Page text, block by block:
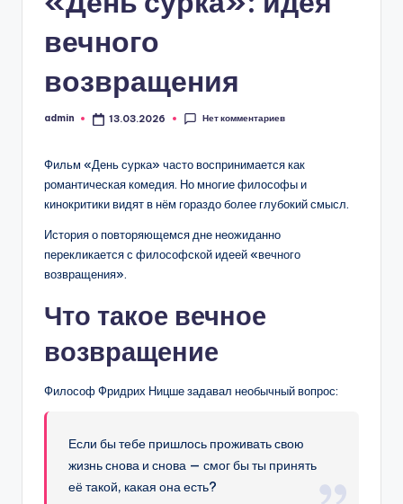
вечного
возвращения
Запись
admin 13.03.2026 Нет комментариев
Фильм «День сурка» часто воспринимается как
романтическая комедия. Но многие философы и
кинокритики видят в нём гораздо более глубокий смысл.
История о повторяющемся дне неожиданно
перекликается с философской идеей «вечного
возвращения».
Что такое вечное
возвращение
Философ Фридрих Ницше задавал необычный вопрос:
Если бы тебе пришлось проживать свою
жизнь снова и снова — смог бы ты принять
её такой, какая она есть?